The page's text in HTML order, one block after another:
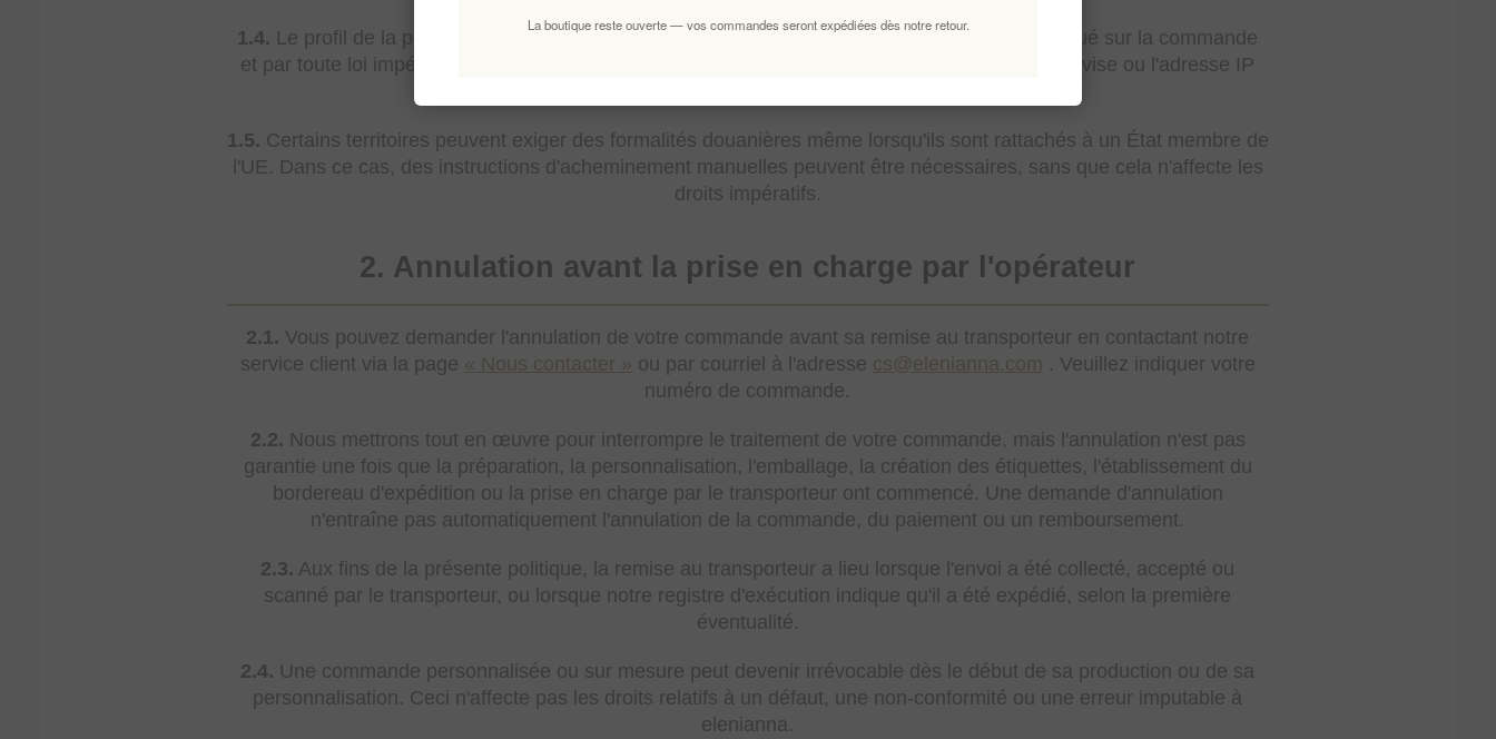
1.4. Le profil de la police d'assurance est déterminé principalement par le lieu de livraison indiqué sur la commande
et par toute loi impérative applicable au contrat de consommation. Le domaine, la langue, la devise ou l'adresse IP
1.5. Certains territoires peuvent exiger des formalités douanières même lorsqu'ils sont rattachés à un État membre de
l'UE. Dans ce cas, des instructions d'acheminement manuelles peuvent être nécessaires, sans que cela n'affecte les
droits impératifs.
2. Annulation avant la prise en charge par l'opérateur
2.1. Vous pouvez demander l'annulation de votre commande avant sa remise au transporteur en contactant notre
service client via la page « Nous contacter » ou par courriel à l'adresse cs@elenianna.com . Veuillez indiquer votre
numéro de commande.
2.2. Nous mettrons tout en œuvre pour interrompre le traitement de votre commande, mais l'annulation n'est pas
garantie une fois que la préparation, la personnalisation, l'emballage, la création des étiquettes, l'établissement du
bordereau d'expédition ou la prise en charge par le transporteur ont commencé. Une demande d'annulation
n'entraîne pas automatiquement l'annulation de la commande, du paiement ou un remboursement.
2.3. Aux fins de la présente politique, la remise au transporteur a lieu lorsque l'envoi a été collecté, accepté ou
scanné par le transporteur, ou lorsque notre registre d'exécution indique qu'il a été expédié, selon la première
éventualité.
2.4. Une commande personnalisée ou sur mesure peut devenir irrévocable dès le début de sa production ou de sa
personnalisation. Ceci n'affecte pas les droits relatifs à un défaut, une non-conformité ou une erreur imputable à
elenianna.
La boutique reste ouverte — vos commandes seront expédiées dès notre retour.